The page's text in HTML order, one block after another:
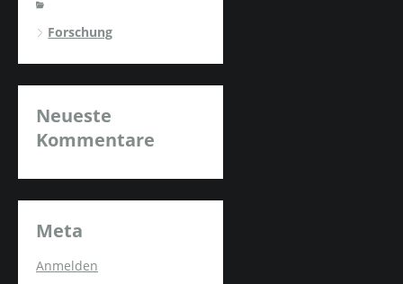
Forschung
Neueste
Kommentare
Meta
Anmelden